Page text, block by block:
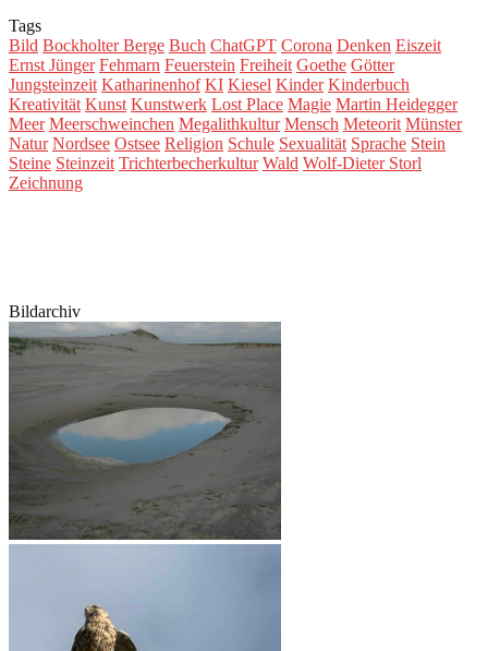
Tags
Bild Bockholter Berge Buch ChatGPT Corona Denken Eiszeit
Ernst Jünger Fehmarn Feuerstein Freiheit Goethe Götter
Jungsteinzeit Katharinenhof KI Kiesel Kinder Kinderbuch
Kreativität Kunst Kunstwerk Lost Place Magie Martin Heidegger
Meer Meerschweinchen Megalithkultur Mensch Meteorit Münster
Natur Nordsee Ostsee Religion Schule Sexualität Sprache Stein
Steine Steinzeit Trichterbecherkultur Wald Wolf-Dieter Storl
Zeichnung
Bildarchiv